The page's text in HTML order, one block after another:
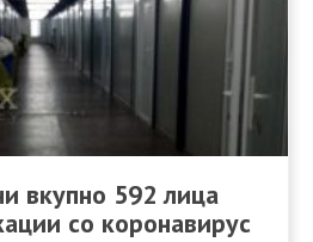
вкупно 592 лица
со коронавирус